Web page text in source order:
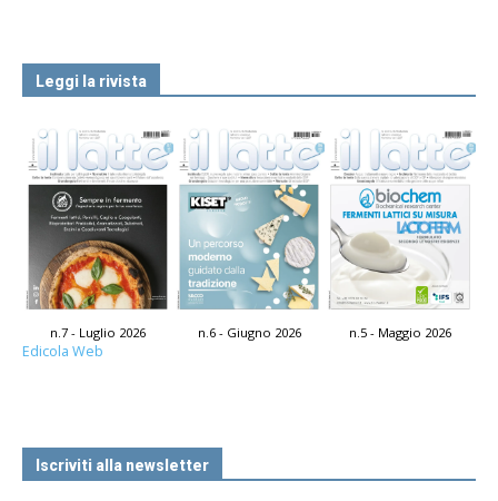
Leggi la rivista
n.7 - Luglio 2026 n.6 - Giugno 2026 n.5 - Maggio 2026
Edicola Web
Iscriviti alla newsletter